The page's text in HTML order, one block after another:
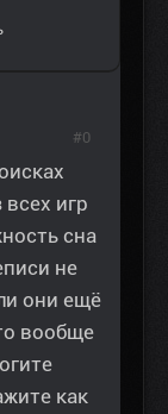
игр
сна
не
они ещё
вообще
как
#0